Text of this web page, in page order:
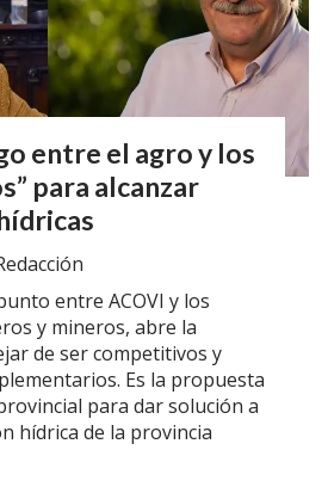
entre el agro y los
para alcanzar
entre ACOVI y los
y mineros, abre la
de ser competitivos y
Es la propuesta
para dar solución a
hídrica de la provincia